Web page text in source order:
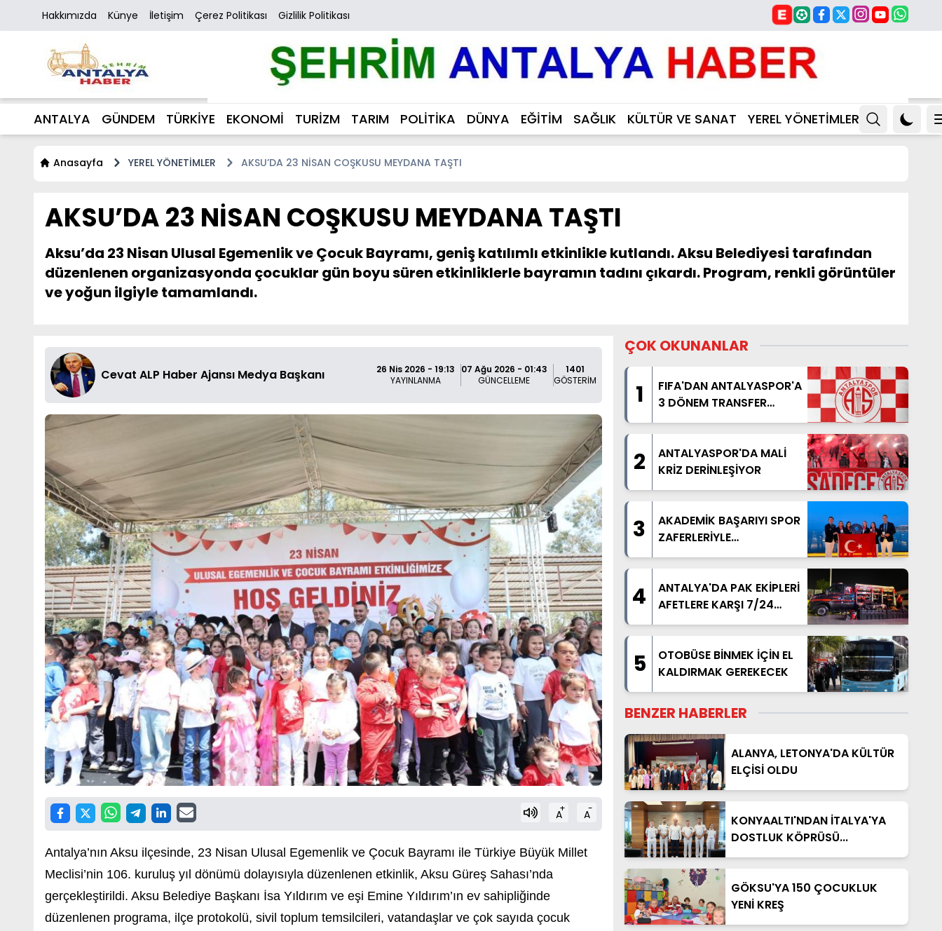
Hakkımızda Künye İletişim Çerez Politikası Gizlilik Politikası
ANTALYA GÜNDEM TÜRKİYE EKONOMİ TURİZM TARIM POLİTİKA DÜNYA EĞİTİM SAĞLIK KÜLTÜR VE SANAT YEREL YÖNETİMLER
Anasayfa YEREL YÖNETİMLER AKSU’DA 23 NİSAN COŞKUSU MEYDANA TAŞTI
AKSU’DA 23 NİSAN COŞKUSU MEYDANA TAŞTI
Aksu’da 23 Nisan Ulusal Egemenlik ve Çocuk Bayramı, geniş katılımlı etkinlikle kutlandı. Aksu Belediyesi tarafından
düzenlenen organizasyonda çocuklar gün boyu süren etkinliklerle bayramın tadını çıkardı. Program, renkli görüntüler
ve yoğun ilgiyle tamamlandı.
Cevat ALP Haber Ajansı Medya Başkanı
26 Nis 2026 - 19:13
YAYINLANMA
07 Ağu 2026 - 01:43
GÜNCELLEME
1401
GÖSTERİM
A+ A-
Antalya’nın Aksu ilçesinde, 23 Nisan Ulusal Egemenlik ve Çocuk Bayramı ile Türkiye Büyük Millet
Meclisi’nin 106. kuruluş yıl dönümü dolayısıyla düzenlenen etkinlik, Aksu Güreş Sahası’nda
gerçekleştirildi. Aksu Belediye Başkanı İsa Yıldırım ve eşi Emine Yıldırım’ın ev sahipliğinde
düzenlenen programa, ilçe protokolü, sivil toplum temsilcileri, vatandaşlar ve çok sayıda çocuk
ÇOK OKUNANLAR
1
FIFA'DAN ANTALYASPOR'A
3 DÖNEM TRANSFER
YASAĞI
2
ANTALYASPOR'DA MALİ
KRİZ DERİNLEŞİYOR
3
AKADEMİK BAŞARIYI SPOR
ZAFERLERİYLE
TAÇLANDIRDILAR
4
ANTALYA'DA PAK EKİPLERİ
AFETLERE KARŞI 7/24
HAZIR
5
OTOBÜSE BİNMEK İÇİN EL
KALDIRMAK GEREKECEK
BENZER HABERLER
ALANYA, LETONYA'DA KÜLTÜR
ELÇİSİ OLDU
KONYAALTI'NDAN İTALYA'YA
DOSTLUK KÖPRÜSÜ...
GÖKSU'YA 150 ÇOCUKLUK
YENİ KREŞ